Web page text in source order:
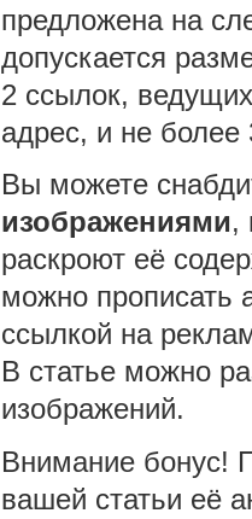
предложена на
допускается
2 ссылок,
адрес, и не более
Вы можете
изображениями,
раскроют её
можно прописать
ссылкой на
В статье можно
изображений.
Внимание бонус!
вашей статьи её